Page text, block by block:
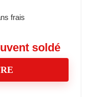
frais
soldé